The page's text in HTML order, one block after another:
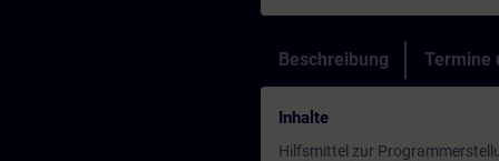
Beschreibung Termine
Inhalte
Hilfsmittel zur